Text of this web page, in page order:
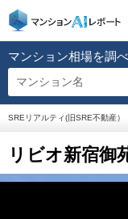
マンション相場を調
マンション名
SREリアルティ(旧SRE不動産）
リビオ新宿御